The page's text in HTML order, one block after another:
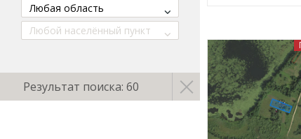
Любая область
Любой населённый пункт
Результат поиска: 60